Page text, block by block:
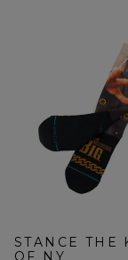
STANCE THE
OF NY